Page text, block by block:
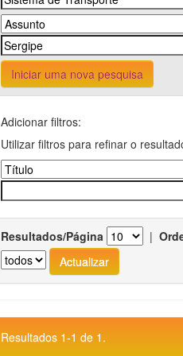
Iniciar uma nova pesquisa
Adicionar filtros:
Utilizar filtros para refinar o
Resultados/Página |
Resultados 1-1 de 1.